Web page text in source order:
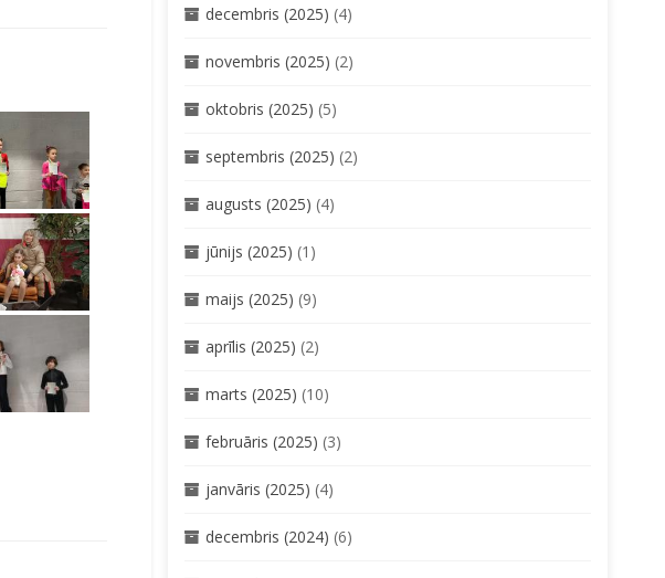
decembris (2025) (4)
novembris (2025) (2)
oktobris (2025) (5)
septembris (2025) (2)
augusts (2025) (4)
jūnijs (2025) (1)
maijs (2025) (9)
aprīlis (2025) (2)
marts (2025) (10)
februāris (2025) (3)
janvāris (2025) (4)
decembris (2024) (6)